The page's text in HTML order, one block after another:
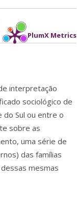
PlumX Metrics
interpretação
sociológico de
Sul ou entre o
sobre as
uma série de
das famílias
mesmas